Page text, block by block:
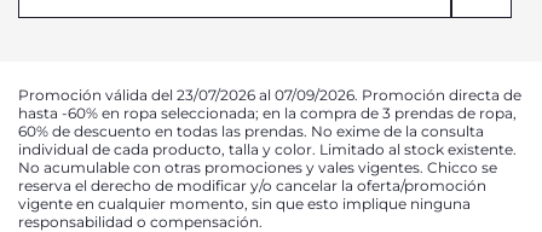
Promoción válida del 23/07/2026 al 07/09/2026. Promoción directa de
hasta -60% en ropa seleccionada; en la compra de 3 prendas de ropa,
60% de descuento en todas las prendas. No exime de la consulta
individual de cada producto, talla y color. Limitado al stock existente.
No acumulable con otras promociones y vales vigentes. Chicco se
reserva el derecho de modificar y/o cancelar la oferta/promoción
vigente en cualquier momento, sin que esto implique ninguna
responsabilidad o compensación.